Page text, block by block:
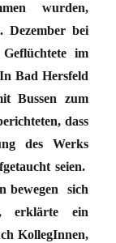
wurden,
Dezember bei
im
Bad Hersfeld
Bussen zum
dass
des Werks
seien.
bewegen sich
, erklärte ein
KollegInnen,